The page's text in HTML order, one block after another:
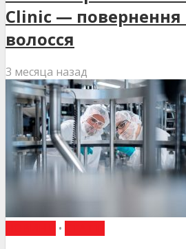
Clinic — повернення
волосся
3 месяца назад
•